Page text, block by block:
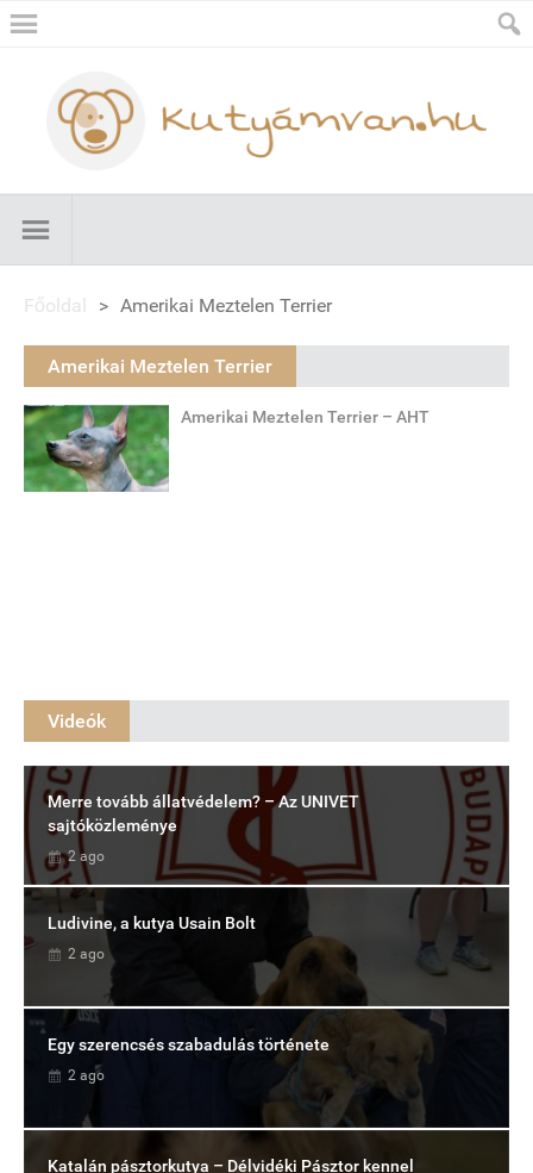
Főoldal > Amerikai Meztelen Terrier
Amerikai Meztelen Terrier
Amerikai Meztelen Terrier – AHT
Videók
Merre tovább állatvédelem? – Az UNIVET
sajtóközleménye
2 ago
Ludivine, a kutya Usain Bolt
2 ago
Egy szerencsés szabadulás története
2 ago
Katalán pásztorkutya – Délvidéki Pásztor kennel